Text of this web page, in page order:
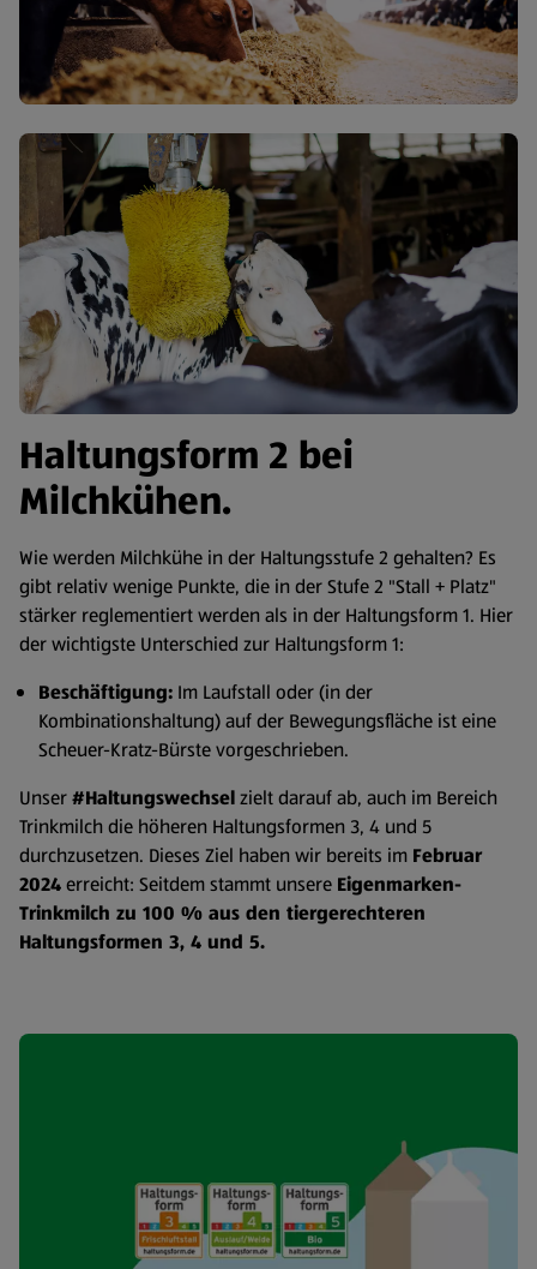
Haltungsform 2 bei
Milchkühen.
Wie werden Milchkühe in der Haltungsstufe 2 gehalten? Es
gibt relativ wenige Punkte, die in der Stufe 2 "Stall + Platz"
stärker reglementiert werden als in der Haltungsform 1. Hier
der wichtigste Unterschied zur Haltungsform 1:
Beschäftigung: Im Laufstall oder (in der
Kombinationshaltung) auf der Bewegungsfläche ist eine
Scheuer-Kratz-Bürste vorgeschrieben.
Unser#Haltungswechselzielt darauf ab, auch im Bereich
Trinkmilch die höheren Haltungsformen 3, 4 und 5
durchzusetzen. Dieses Ziel haben wir bereits im Februar
2024erreicht: Seitdem stammt unsere Eigenmarken-
Trinkmilch zu 100 % aus den tiergerechteren
Haltungsformen 3, 4 und 5.